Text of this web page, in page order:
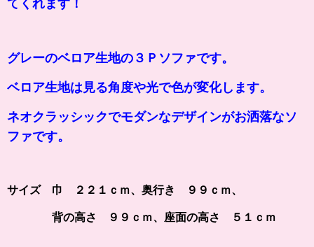
てくれます！
グレーのベロア生地の３Ｐソファです。
ベロア生地は見る角度や光で色が変化します。
ネオクラッシックでモダンなデザインがお洒落なソ
ファです。
サイズ 巾 ２２１ｃｍ、奥行き ９９ｃｍ、
背の高さ ９９ｃｍ、座面の高さ ５１ｃｍ